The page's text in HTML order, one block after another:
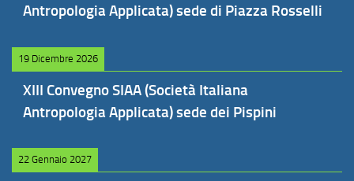
Antropologia Applicata) sede di Piazza Rosselli
19 Dicembre 2026
XIII Convegno SIAA (Società Italiana
Antropologia Applicata) sede dei Pispini
22 Gennaio 2027